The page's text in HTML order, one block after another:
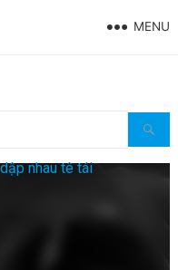
MENU